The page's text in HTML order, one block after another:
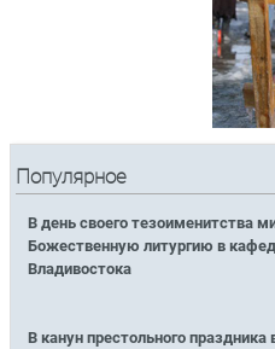
Популярное
В день своего тезоименитства
Божественную литургию в
Владивостока
В канун престольного